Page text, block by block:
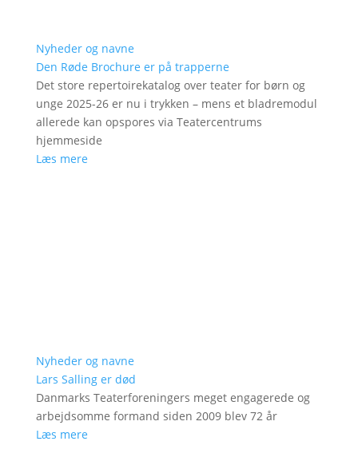
Nyheder og navne
Den Røde Brochure er på trapperne
Det store repertoirekatalog over teater for børn og
unge 2025-26 er nu i trykken – mens et bladremodul
allerede kan opspores via Teatercentrums
hjemmeside
Læs mere
Nyheder og navne
Lars Salling er død
Danmarks Teaterforeningers meget engagerede og
arbejdsomme formand siden 2009 blev 72 år
Læs mere